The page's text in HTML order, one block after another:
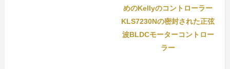
めのKellyのコントローラー
KLS7230Nの密封された正弦
波BLDCモーターコントロー
ラー